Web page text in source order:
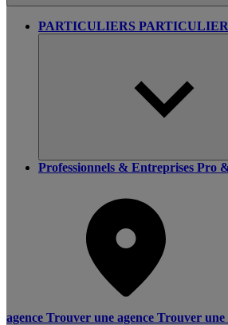
PARTICULIERS
Professionnels & Entreprises Pro
agence Trouver une agence Trouver une